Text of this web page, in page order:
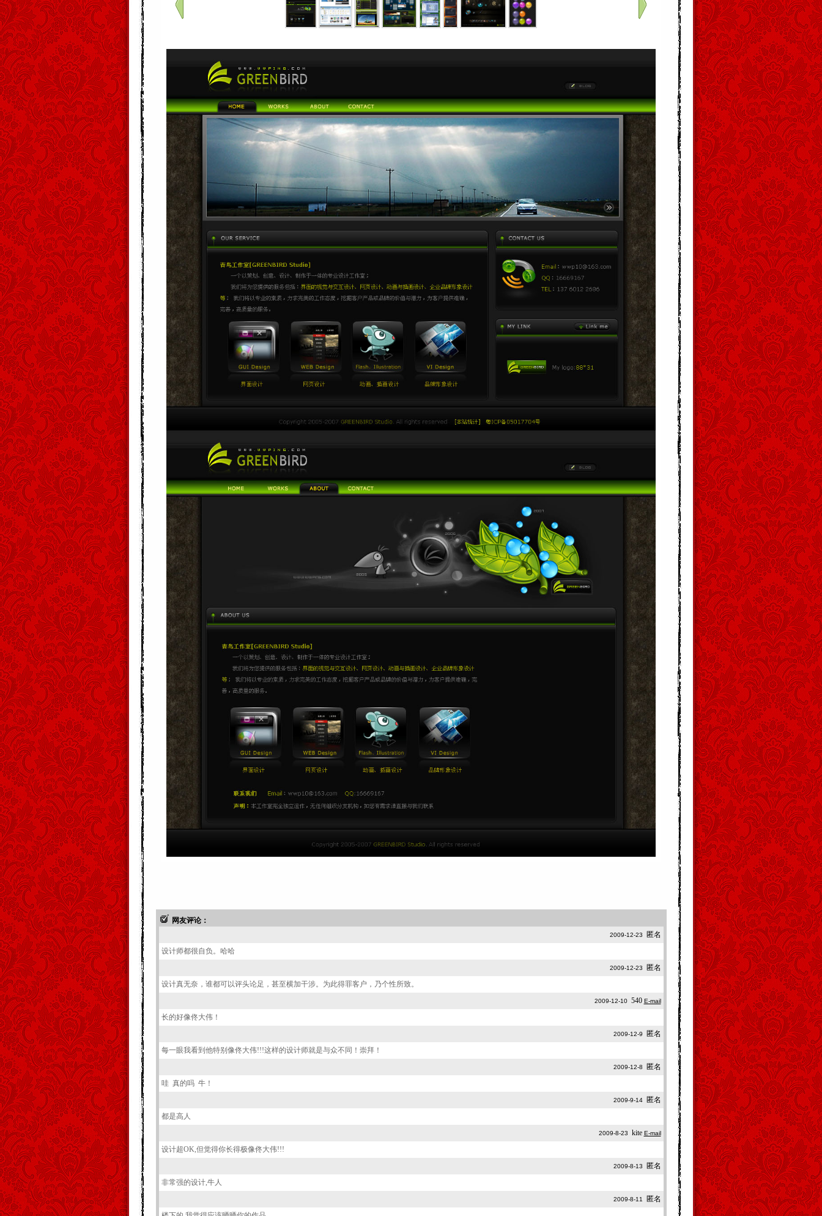
网友评论：
2009-12-23
匿名
设计师都很自负。哈哈
2009-12-23
匿名
设计真无奈，谁都可以评头论足，甚至横加干涉。为此得罪客户，乃个性所致。
2009-12-10540 E-mail
长的好像佟大伟！
2009-12-9
匿名
每一眼我看到他特别像佟大伟!!!这样的设计师就是与众不同！崇拜！
2009-12-8
匿名
哇 真的吗 牛！
2009-9-14匿名
都是高人
2009-8-23 kite E-mail
设计超OK,但觉得你长得极像佟大伟!!!
2009-8-13
匿名
非常强的设计,牛人
2009-8-11
匿名